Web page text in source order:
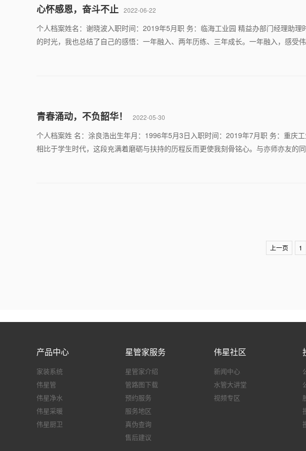
心怀感恩，奋斗不止 2022-06-22
个人档案姓名：谢晓波入职时间：2019年5月职 务：临海工业园 精益办部门经理助
的时光，我也总结了自己的感悟：一年融入、两年历练、三年成长。一年融入，感
青春涌动，不负韶华！ 2022-05-30
个人档案姓 名：涂良浩出生年月：1996年5月3日入职时间：2019年7月职 务：重庆
相比于学生时代，这段充满着磨砺与扶持的历程反而更使我刻骨铭心。与亦师亦友的
上一页 1
产品中心
家装系统
伟星管
伟星净水
伟星采暖
伟星厨卫
星管家服务
星管家介绍
管路图下载
预约服务
服务地区
真伪查询
售后建议
伟星社区
新闻中心
水管大讲堂
视频专区